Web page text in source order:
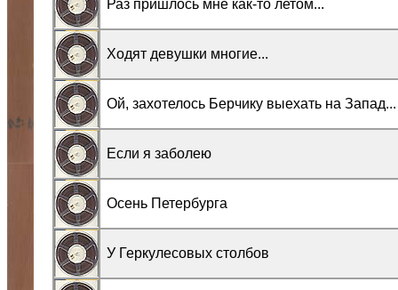
Раз пришлось мне как-то летом...
Ходят девушки многие...
Ой, захотелось Берчику выехать на Запад...
Если я заболею
Осень Петербурга
У Геркулесовых столбов